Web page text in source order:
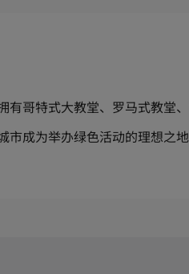
哥特式大教堂、罗马式教堂
成为举办绿色活动的理想之地